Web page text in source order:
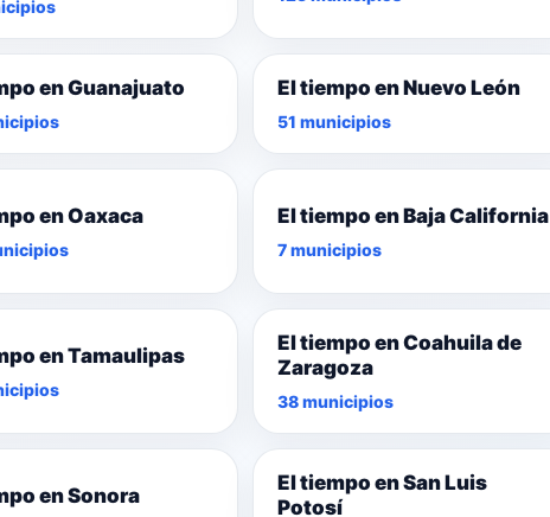
en Guanajuato El tiempo en Nuevo León
51 municipios
en Oaxaca El tiempo en Baja California
7 municipios
en Tamaulipas
El tiempo en Coahuila de
Zaragoza
38 municipios
en Sonora
El tiempo en San Luis
Potosí